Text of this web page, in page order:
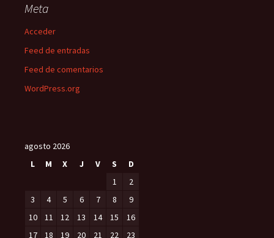
Meta
Acceder
Feed de entradas
Feed de comentarios
WordPress.org
agosto 2026
L
M X J V S
D
1
2
3
4 5 6 7 8
9
10
11 12 13 14 15
16
17
18 19 20 21 22 23